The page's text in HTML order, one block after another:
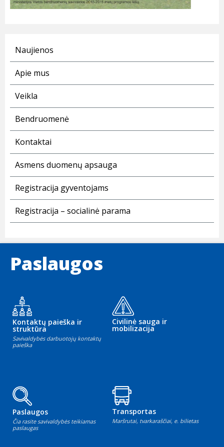
Naujienos
Apie mus
Veikla
Bendruomenė
Kontaktai
Asmens duomenų apsauga
Registracija gyventojams
Registracija – socialinė parama
Paslaugos
Kontaktų paieška ir
struktūra
Savivaldybės darbuotojų kontaktų
paieška
Civilinė sauga ir
mobilizacija
Paslaugos
Čia rasite savivaldybės teikiamas
paslaugas
Transportas
Maršrutai, tvarkaraščiai, e. bilietas